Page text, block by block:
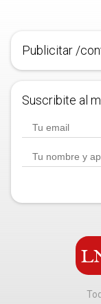
Publicitar /
Suscribite al